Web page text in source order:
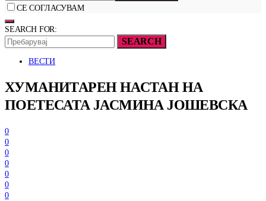
СЕ СОГЛАСУВАМ
SEARCH FOR:
SEARCH
ВЕСТИ
ХУМАНИТАРЕН НАСТАН НА
ПОЕТЕСАТА ЈАСМИНА ЈОШЕВСКА
0
0
0
0
0
0
0